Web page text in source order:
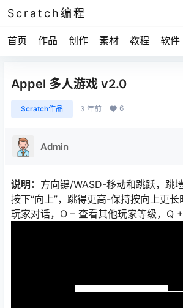
Scratch编程
首页 作品 创作 素材 教程 软件
Appel 多人游戏 v2.0
Scratch作品 3 年前 6
Admin
说明： 方向键/WASD-移动和跳跃，跳
按下“向上”，跳得更高-保持按向上更
玩家对话，O – 查看其他玩家等级，Q +